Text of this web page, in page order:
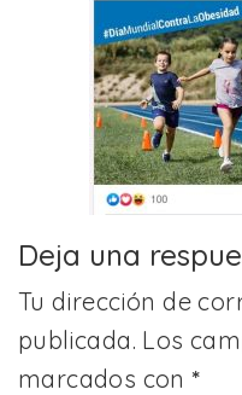
Deja una
Tu dirección de
publicada. Los
marcados con*